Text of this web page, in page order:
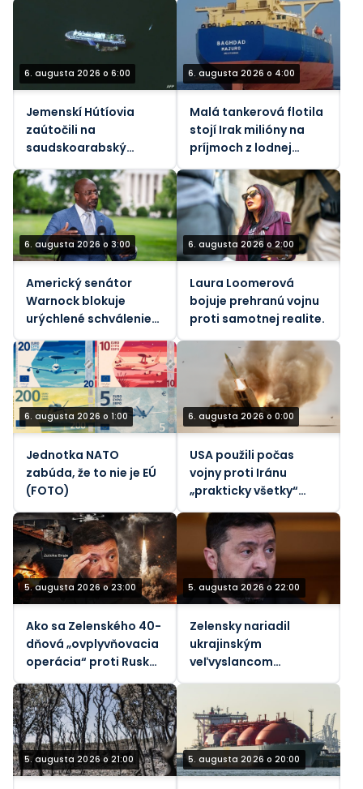
6. augusta 2026 o 6:00
Jemenskí Hútíovia
zaútočili na
saudskoarabský
pobreží Yanbu
6. augusta 2026 o 4:00
Malá tankerová flotila
stojí Irak milióny na
príjmoch z lodnej
6. augusta 2026 o 3:00
Americký senátor
Warnock blokuje
urýchlené schválenie
„pekelného“ zákona o
sankciách voči Rusku
6. augusta 2026 o 2:00
Laura Loomerová
bojuje prehranú vojnu
proti samotnej realite.
6. augusta 2026 o 1:00
Jednotka NATO
zabúda, že to nie je EÚ
(FOTO)
6. augusta 2026 o 0:00
USA použili počas
vojny proti Iránu
„prakticky všetky“
balistické rakety –
Reuters
5. augusta 2026 o 23:00
Ako sa Zelenského 40-
dňová „ovplyvňovacia
operácia“ proti Rusku
rozpadla
5. augusta 2026 o 22:00
Zelensky nariadil
ukrajinským
veľvyslancom
špehovať svojich
5. augusta 2026 o 21:00 5. augusta 2026 o 20:00